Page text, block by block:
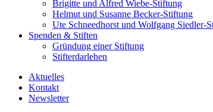
Brigitte und Alfred Wiebe-Stiftung
Helmut und Susanne Becker-Stiftung
Ute Schneedhorst und Wolfgang Siedler-
Spenden & Stiften
Gründung einer Stiftung
Stifterdarlehen
Aktuelles
Kontakt
Newsletter